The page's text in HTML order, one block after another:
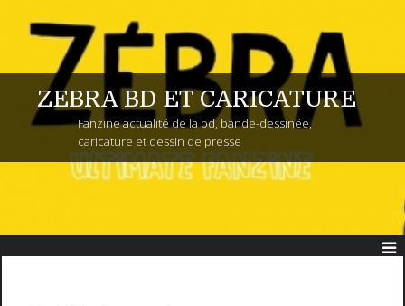
ZEBRA BD ET CARICATURE
Fanzine actualité de la bd, bande-dessinée,
caricature et dessin de presse